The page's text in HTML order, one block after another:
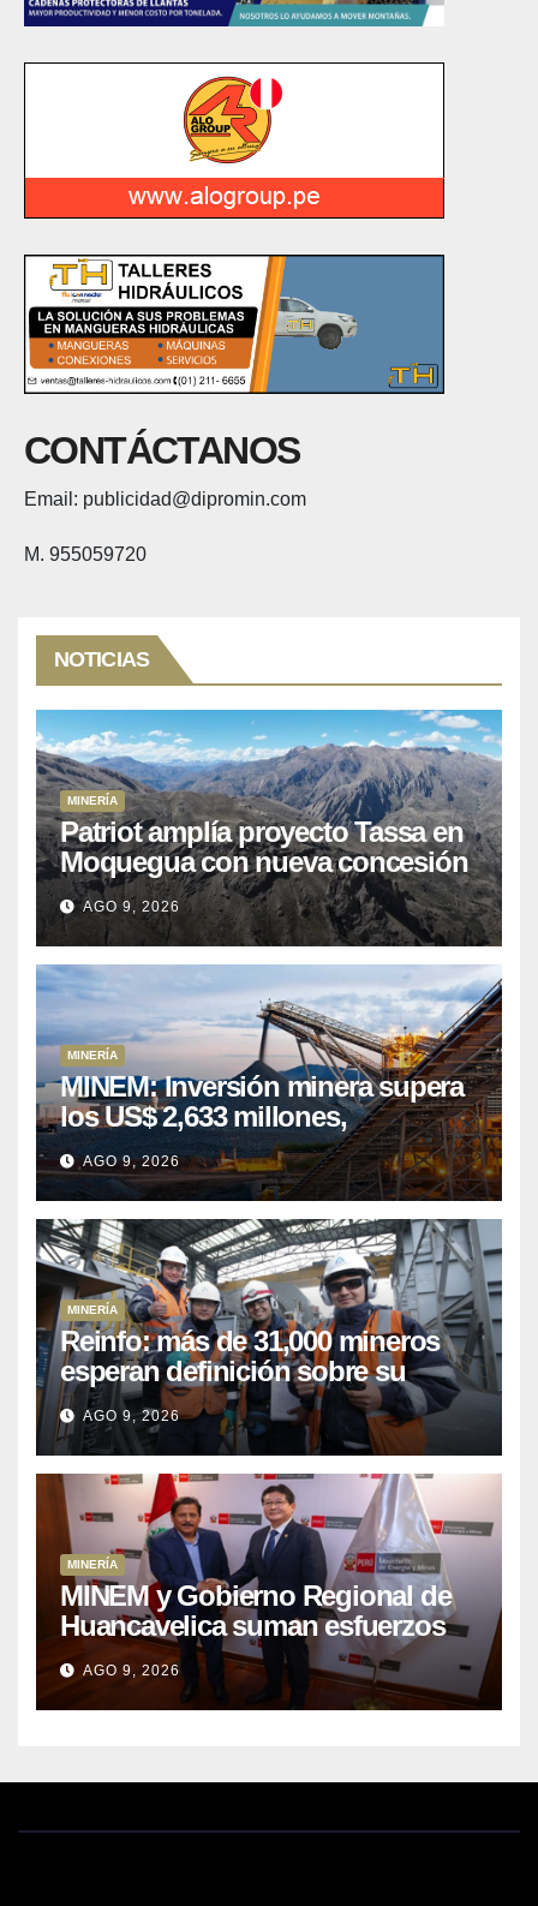
CONTÁCTANOS
Email: publicidad@dipromin.com
M. 955059720
NOTICIAS
MINERÍA
Patriot amplía proyecto Tassa en
Moquegua con nueva concesión
minera
AGO 9, 2026
MINERÍA
MINEM: Inversión minera supera
los US$ 2,633 millones,
consolidando el dinamismo del
sector
AGO 9, 2026
MINERÍA
Reinfo: más de 31,000 mineros
esperan definición sobre su
proceso de formalización
AGO 9, 2026
MINERÍA
MINEM y Gobierno Regional de
Huancavelica suman esfuerzos
para acelerar proyectos de
energía y poner en valor los
recursos mineros
AGO 9, 2026